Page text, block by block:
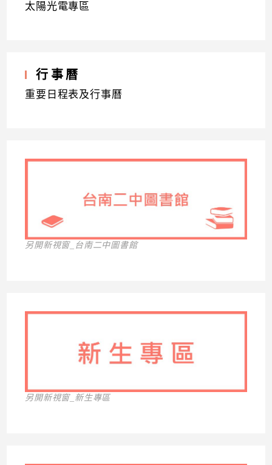
太陽光電專區
行事曆
重要日程表及行事曆
另開新視窗_台南二中圖書館
另開新視窗_新生專區